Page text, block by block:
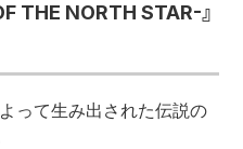
THE NORTH STAR-』
よって生み出された伝説の